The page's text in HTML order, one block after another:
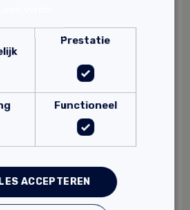
Prestatie
Functioneel
ACCEPTEREN